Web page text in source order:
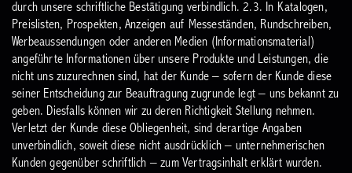
durch unsere schriftliche Bestätigung verbindlich. 2.3. In Katalogen,
Preislisten, Prospekten, Anzeigen auf Messeständen, Rundschreiben,
Werbeaussendungen oder anderen Medien (Informationsmaterial)
angeführte Informationen über unsere Produkte und Leistungen, die
nicht uns zuzurechnen sind, hat der Kunde – sofern der Kunde diese
seiner Entscheidung zur Beauftragung zugrunde legt – uns bekannt zu
geben. Diesfalls können wir zu deren Richtigkeit Stellung nehmen.
Verletzt der Kunde diese Obliegenheit, sind derartige Angaben
unverbindlich, soweit diese nicht ausdrücklich – unternehmerischen
Kunden gegenüber schriftlich – zum Vertragsinhalt erklärt wurden.